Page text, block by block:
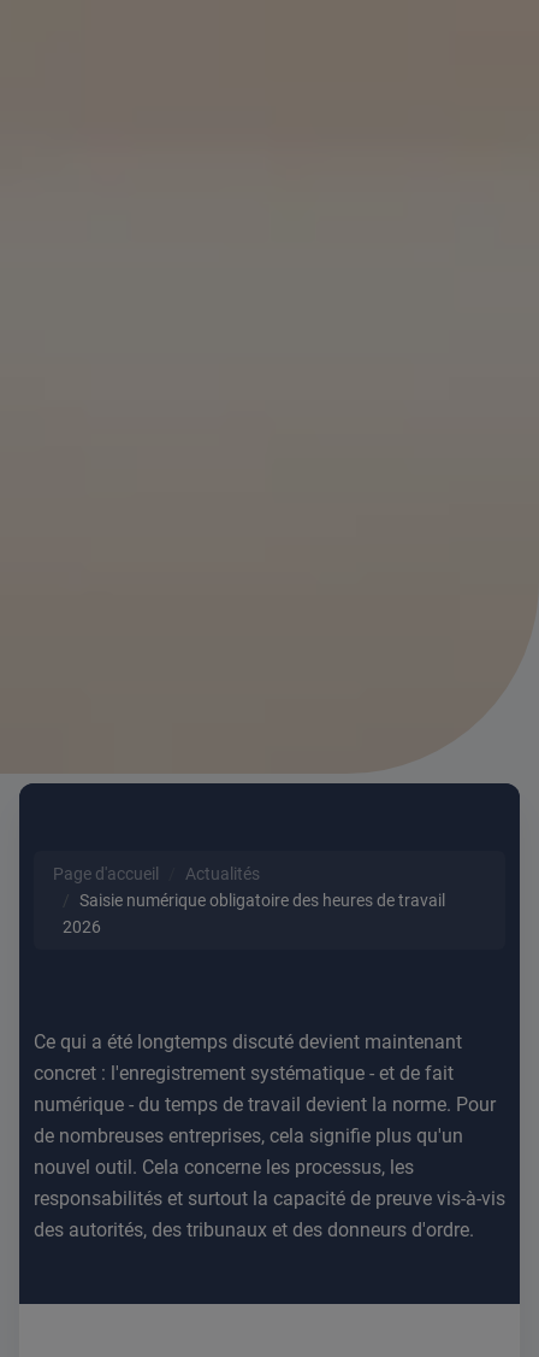
Page d'accueil
Actualités
Saisie numérique obligatoire des heures de travail
2026
Ce qui a été longtemps discuté devient maintenant
concret : l'enregistrement systématique - et de fait
numérique - du temps de travail devient la norme. Pour
de nombreuses entreprises, cela signifie plus qu'un
nouvel outil. Cela concerne les processus, les
responsabilités et surtout la capacité de preuve vis-à-vis
des autorités, des tribunaux et des donneurs d'ordre.